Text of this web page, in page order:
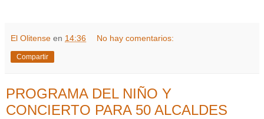
El Olitense en 14:36 No hay comentarios:
Compartir
PROGRAMA DEL NIÑO Y
CONCIERTO PARA 50 ALCALDES